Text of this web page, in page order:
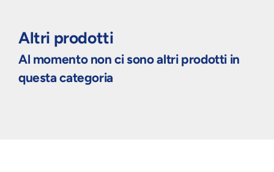
Altri prodotti
Al momento non ci sono altri prodotti in
questa categoria